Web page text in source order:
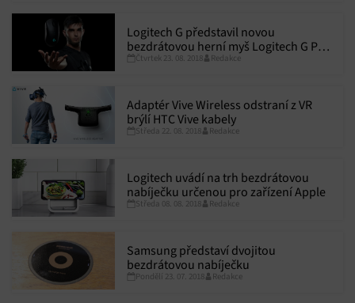
Logitech G představil novou
bezdrátovou herní myš Logitech G Pro
Wireless
Čtvrtek 23. 08. 2018 Redakce
Adaptér Vive Wireless odstraní z VR
brýlí HTC Vive kabely
Středa 22. 08. 2018 Redakce
Logitech uvádí na trh bezdrátovou
nabíječku určenou pro zařízení Apple
Středa 08. 08. 2018 Redakce
Samsung představí dvojitou
bezdrátovou nabíječku
Pondělí 23. 07. 2018 Redakce